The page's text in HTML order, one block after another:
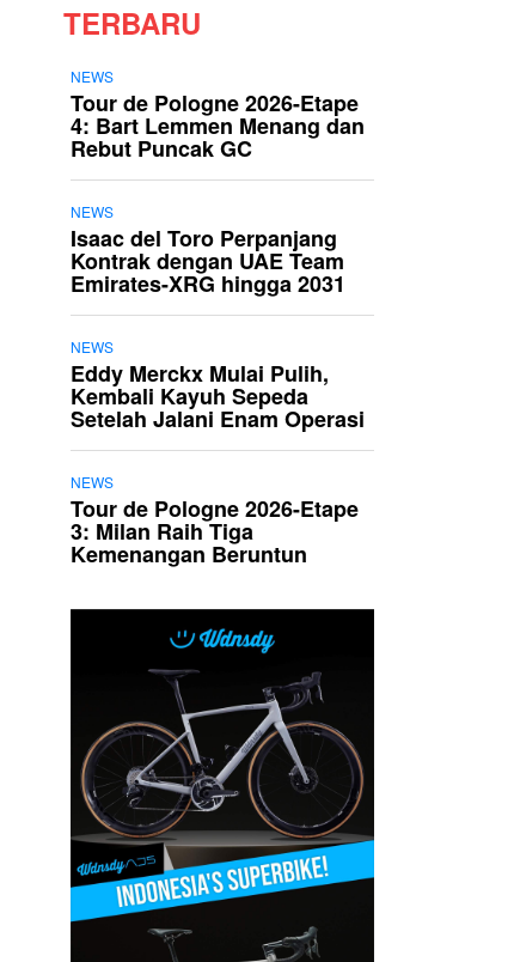
TERBARU
NEWS
Tour de Pologne 2026-Etape
4: Bart Lemmen Menang dan
Rebut Puncak GC
NEWS
Isaac del Toro Perpanjang
Kontrak dengan UAE Team
Emirates-XRG hingga 2031
NEWS
Eddy Merckx Mulai Pulih,
Kembali Kayuh Sepeda
Setelah Jalani Enam Operasi
NEWS
Tour de Pologne 2026-Etape
3: Milan Raih Tiga
Kemenangan Beruntun